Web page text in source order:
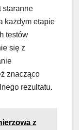
staranne
każdym etapie
testów
się z
znacząco
rezultatu.
z